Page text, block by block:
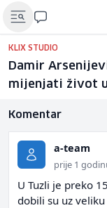
KLIX STUDIO
Damir
mijenjati život
Komentar
a-team
prije 1
U Tuzli je preko
dobili su uz